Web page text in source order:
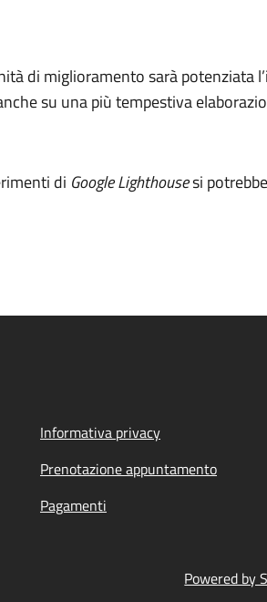
di miglioramento sarà potenziata
su una più tempestiva
di Google Lighthousesi
Informativa privacy
Prenotazione appuntamento
Pagamenti
Powered by